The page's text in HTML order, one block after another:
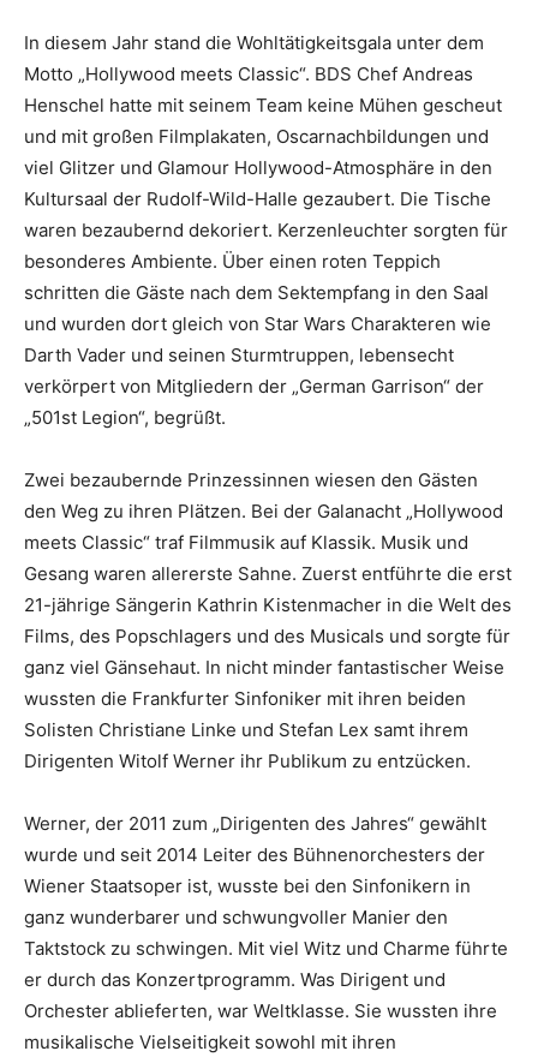
In diesem Jahr stand die Wohltätigkeitsgala unter dem
Motto „Hollywood meets Classic“. BDS Chef Andreas
Henschel hatte mit seinem Team keine Mühen gescheut
und mit großen Filmplakaten, Oscarnachbildungen und
viel Glitzer und Glamour Hollywood-Atmosphäre in den
Kultursaal der Rudolf-Wild-Halle gezaubert. Die Tische
waren bezaubernd dekoriert. Kerzenleuchter sorgten für
besonderes Ambiente. Über einen roten Teppich
schritten die Gäste nach dem Sektempfang in den Saal
und wurden dort gleich von Star Wars Charakteren wie
Darth Vader und seinen Sturmtruppen, lebensecht
verkörpert von Mitgliedern der „German Garrison“ der
„501st Legion“, begrüßt.
Zwei bezaubernde Prinzessinnen wiesen den Gästen
den Weg zu ihren Plätzen. Bei der Galanacht „Hollywood
meets Classic“ traf Filmmusik auf Klassik. Musik und
Gesang waren allererste Sahne. Zuerst entführte die erst
21-jährige Sängerin Kathrin Kistenmacher in die Welt des
Films, des Popschlagers und des Musicals und sorgte für
ganz viel Gänsehaut. In nicht minder fantastischer Weise
wussten die Frankfurter Sinfoniker mit ihren beiden
Solisten Christiane Linke und Stefan Lex samt ihrem
Dirigenten Witolf Werner ihr Publikum zu entzücken.
Werner, der 2011 zum „Dirigenten des Jahres“ gewählt
wurde und seit 2014 Leiter des Bühnenorchesters der
Wiener Staatsoper ist, wusste bei den Sinfonikern in
ganz wunderbarer und schwungvoller Manier den
Taktstock zu schwingen. Mit viel Witz und Charme führte
er durch das Konzertprogramm. Was Dirigent und
Orchester ablieferten, war Weltklasse. Sie wussten ihre
musikalische Vielseitigkeit sowohl mit ihren